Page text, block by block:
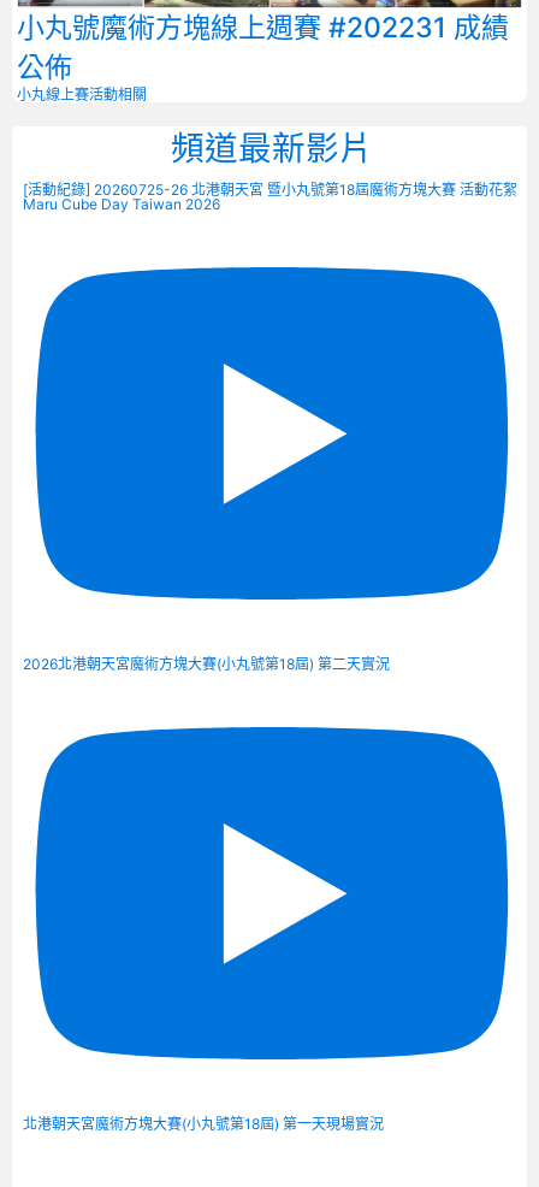
小丸號魔術方塊線上週賽 #202231 成績
公佈
小丸線上賽活動相關
頻道最新影片
[活動紀錄] 20260725-26 北港朝天宮 暨小丸號第18屆魔術方塊大賽 活動花絮
Maru Cube Day Taiwan 2026
2026北港朝天宮魔術方塊大賽(小丸號第18屆) 第二天實況
北港朝天宮魔術方塊大賽(小丸號第18屆) 第一天現場實況